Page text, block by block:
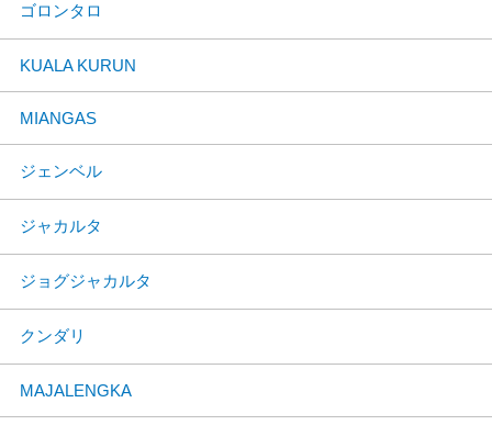
ゴロンタロ
KUALA KURUN
MIANGAS
ジェンベル
ジャカルタ
ジョグジャカルタ
クンダリ
MAJALENGKA